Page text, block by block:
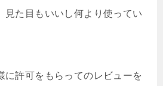
見た目もいいし何より使ってい
に許可をもらってのレビューを